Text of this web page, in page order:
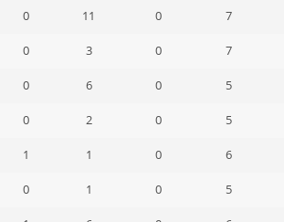
0 11 0
7
0 3 0
7
0 6 0
5
0 2 0
5
1 1 0
6
0 1 0
5